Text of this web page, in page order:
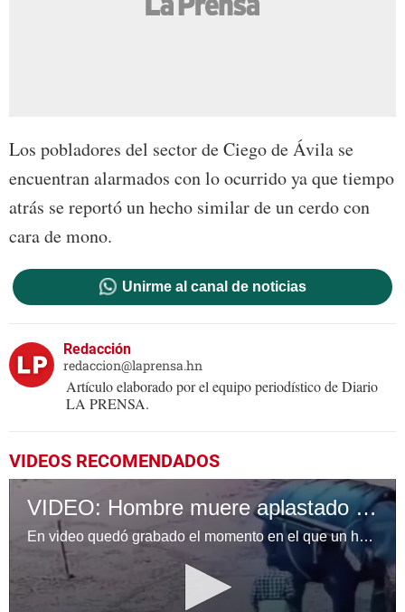
Los pobladores del sector de Ciego de Ávila se
encuentran alarmados con lo ocurrido ya que tiempo
atrás se reportó un hecho similar de un cerdo con
cara de mono.
Unirme al canal de noticias
Redacción
redaccion@laprensa.hn
Artículo elaborado por el equipo periodístico de Diario
LA PRENSA.
VIDEOS RECOMENDADOS
VIDEO: Hombre muere aplastado por un elefante
En video quedó grabado el momento en el que un hombre es aplastado por un elefante